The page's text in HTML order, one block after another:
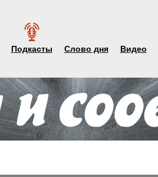
Подкасты Слово дня Видео